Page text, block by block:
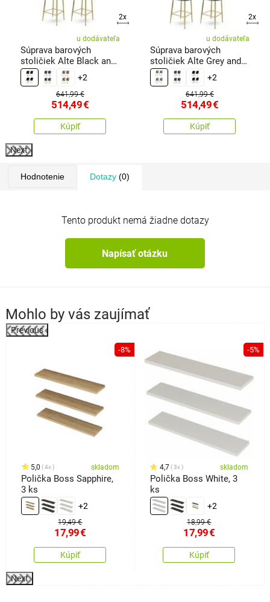
2x
u dodávateľa
Súprava barových
stoličiek Alte Black and
Gold, 4 ks
+2
641,99 €
514,49€
Kúpiť
2x
u dodávateľa
Súprava barových
stoličiek Alte Grey and
Gold, 4 ks
+2
641,99 €
514,49€
Kúpiť
Next
Hodnotenie Dotazy(0)
Tento produkt nemá žiadne dotazy
Napísať otázku
Mohlo by vás zaujímať
Previous
-8%
5,0 4x skladom
Polička Boss Sapphire,
3 ks
+2
19,49 €
17,99€
Kúpiť
-5%
4,7 3x skladom
Polička Boss White, 3
ks
+2
18,99 €
17,99€
Kúpiť
Next